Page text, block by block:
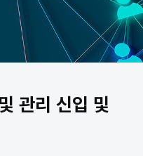
관리 신입 및